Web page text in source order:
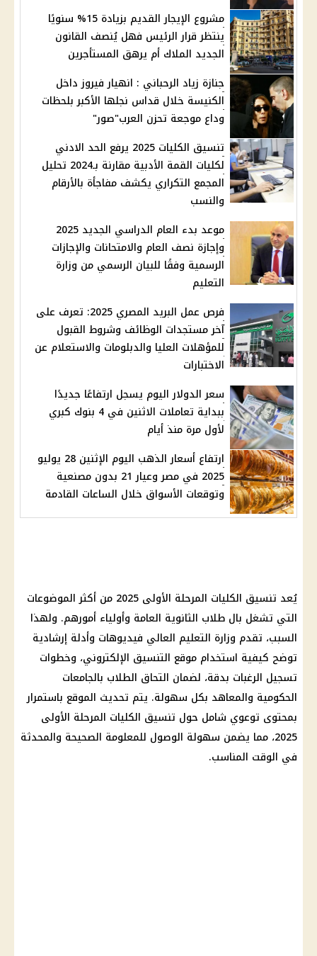
مشروع الإيجار القديم بزيادة 15% سنويًا
ينتظر قرار الرئيس فهل يُنصف القانون
الجديد الملاك أم يرهق المستأجرين
جنازة زياد الرحباني : انهيار فيروز داخل
الكنيسة خلال قداس نجلها الأكبر بلحظات
وداع موجعة تحزن العرب"صور"
تنسيق الكليات 2025 يرفع الحد الادني
لكليات القمة الأدبية مقارنة بـ2024 تحليل
المجمع التكراري يكشف مفاجأة بالأرقام
والنسب
موعد بدء العام الدراسي الجديد 2025
وإجازة نصف العام والامتحانات والإجازات
الرسمية وفقًا للبيان الرسمي من وزارة
التعليم
فرص عمل البريد المصري 2025: تعرف على
آخر مستجدات الوظائف وشروط القبول
للمؤهلات العليا والدبلومات والاستعلام عن
الاختبارات
سعر الدولار اليوم يسجل ارتفاعًا جديدًا
ببداية تعاملات الاثنين في 4 بنوك كبري
لأول مرة منذ أيام
ارتفاع أسعار الذهب اليوم الإثنين 28 يوليو
2025 في مصر وعيار 21 بدون مصنعية
وتوقعات الأسواق خلال الساعات القادمة
يُعد تنسيق الكليات المرحلة الأولى 2025
من أكثر الموضوعات
التي تشغل بال طلاب الثانوية العامة وأولياء أمورهم. ولهذا
السبب، تقدم وزارة التعليم العالي فيديوهات وأدلة إرشادية
توضح كيفية استخدام موقع التنسيق الإلكتروني، وخطوات
تسجيل الرغبات بدقة، لضمان التحاق الطلاب بالجامعات
الحكومية والمعاهد بكل سهولة. يتم تحديث الموقع باستمرار
بمحتوى توعوي شامل حول تنسيق الكليات المرحلة الأولى
2025، مما يضمن سهولة الوصول للمعلومة الصحيحة والمحدثة
في الوقت المناسب.